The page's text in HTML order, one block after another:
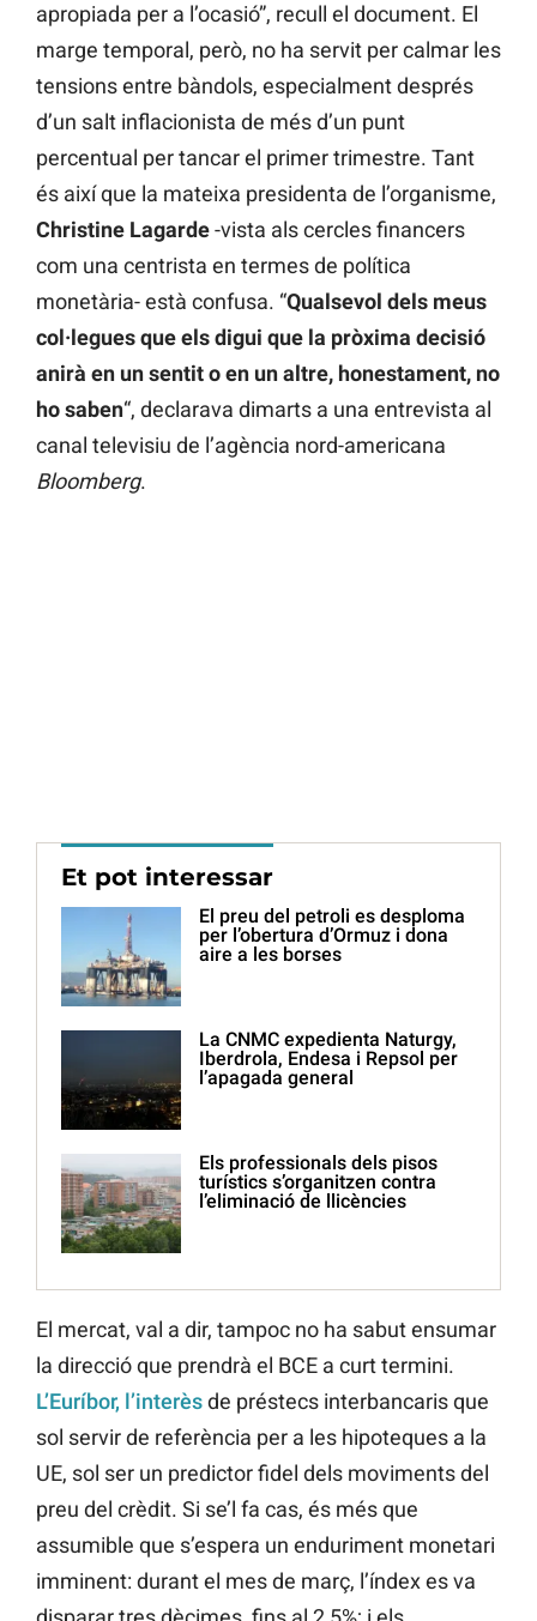
apropiada per a l’ocasió”, recull el document. El
marge temporal, però, no ha servit per calmar les
tensions entre bàndols, especialment després
d’un salt inflacionista de més d’un punt
percentual per tancar el primer trimestre. Tant
és així que la mateixa presidenta de l’organisme,
Christine Lagarde-vista als cercles financers
com una centrista en termes de política
monetària- està confusa. “Qualsevol dels meus
col·legues que els digui que la pròxima decisió
anirà en un sentit o en un altre, honestament, no
ho saben“, declarava dimarts a una entrevista al
canal televisiu de l’agència nord-americana
Bloomberg.
Et pot interessar
El preu del petroli es desploma
per l’obertura d’Ormuz i dona
aire a les borses
La CNMC expedienta Naturgy,
Iberdrola, Endesa i Repsol per
l’apagada general
Els professionals dels pisos
turístics s’organitzen contra
l’eliminació de llicències
El mercat, val a dir, tampoc no ha sabut ensumar
la direcció que prendrà el BCE a curt termini.
L’Euríbor, l’interèsde préstecs interbancaris que
sol servir de referència per a les hipoteques a la
UE, sol ser un predictor fidel dels moviments del
preu del crèdit. Si se’l fa cas, és més que
assumible que s’espera un enduriment monetari
imminent: durant el mes de març, l’índex es va